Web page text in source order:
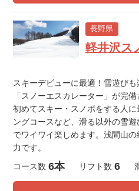
長野県
軽井沢ス
スキーデビューに最適！雪遊びも
「スノーエスカレーター」が完
初めてスキー・スノボをする人
ングコースなど、滑る以外の雪
でワイワイ楽しめます。浅間山
力です。
コース数 6本 リフト数 6